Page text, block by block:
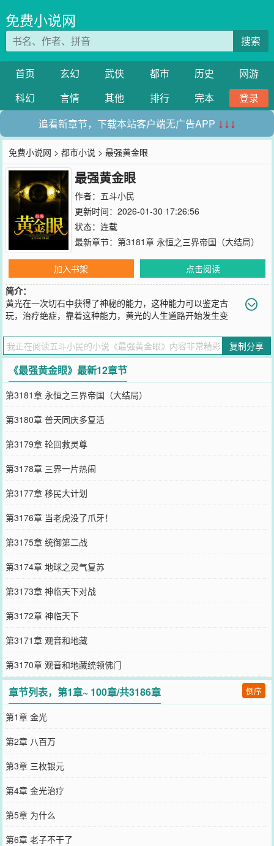
免费小说网
搜索
首页 玄幻 武侠 都市 历史
网游
科幻
言情 其他 排行 完本
登录
追看新章节，下载本站客户端无广告APP ↓↓↓
免费小说网 >都市小说 > 最强黄金眼
最强黄金眼
作者： 五斗小民
更新时间：2026-01-30 17:26:56
状态：连载
最新章节： 第3181章 永恒之三界帝国（大结局）
加入书架
点击阅读
简介：
黄光在一次切石中获得了神秘的能力，这种能力可以鉴定古
玩，治疗绝症，靠着这种能力，黄光的人生道路开始发生变
看黄光怎样一步步走向人生巅峰。
您要是觉得《最强黄金眼》还不错的话请不要忘记向您QQ群和微博微
信里的朋友推荐哦！
复制分享
《最强黄金眼》最新12章节
第3181章 永恒之三界帝国（大结局）
第3180章 普天同庆多复活
第3179章 轮回救灵尊
第3178章 三界一片热闹
第3177章 移民大计划
第3176章 当老虎没了爪牙！
第3175章 统御第二战
第3174章 地球之灵气复苏
第3173章 神临天下对战
第3172章 神临天下
第3171章 观音和地藏
第3170章 观音和地藏统领佛门
章节列表，第1章~ 100章/共3186章 倒序
第1章 金光
第2章 八百万
第3章 三枚银元
第4章 金光治疗
第5章 为什么
第6章 老子不干了